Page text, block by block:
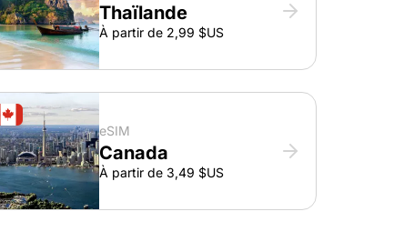
Thaïlande
À partir de 2,99 $US
eSIM
Canada
À partir de 3,49 $US